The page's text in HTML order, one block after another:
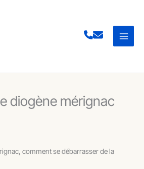
diogène mérignac
comment se débarrasser de la